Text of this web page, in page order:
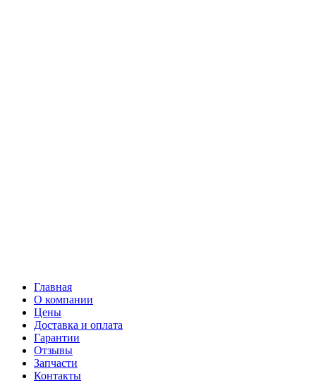
Главная
О компании
Цены
Доставка и оплата
Гарантии
Отзывы
Запчасти
Контакты